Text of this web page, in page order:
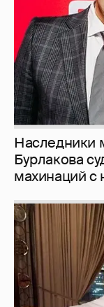
Наследники
Бурлакова
махинаций